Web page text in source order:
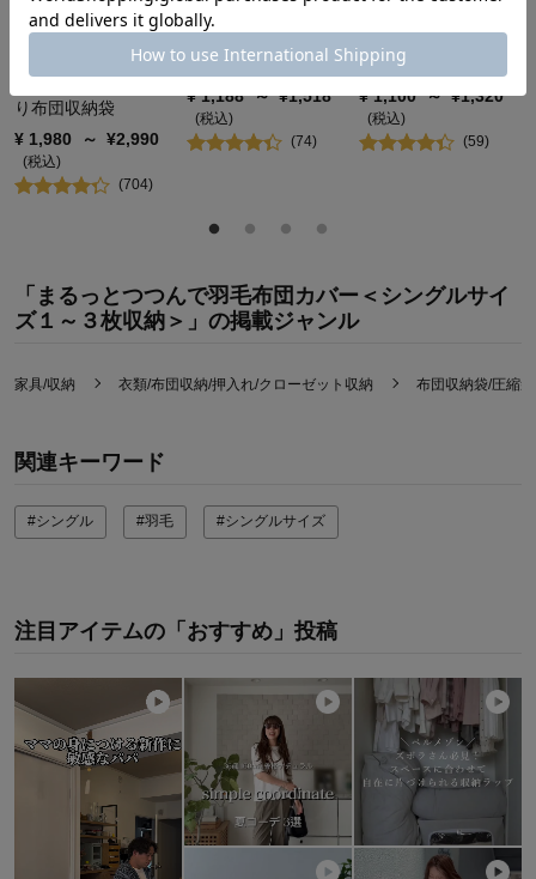
菌機能が約３年続く
り布団収納袋
¥ 1,980 ～ ¥2,990
(税込)
(704)
納袋
¥1,188 ～ ¥1,518
(税込)
(74)
り羽毛布団ケース
¥1,100 ～ ¥1,320
(税込)
(59)
「まるっとつつんで羽毛布団カバー＜シングルサイ
ズ１～３枚収納＞」の掲載ジャンル
家具/収納 衣類/布団収納/押入れ/クローゼット収納 布団収納袋/圧縮袋
関連キーワード
#シングル #羽毛 #シングルサイズ
注目アイテムの「おすすめ」投稿